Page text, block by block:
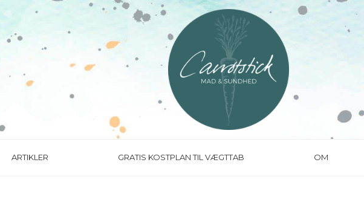
ARTIKLER GRATIS KOSTPLAN TIL VÆGTTAB OM